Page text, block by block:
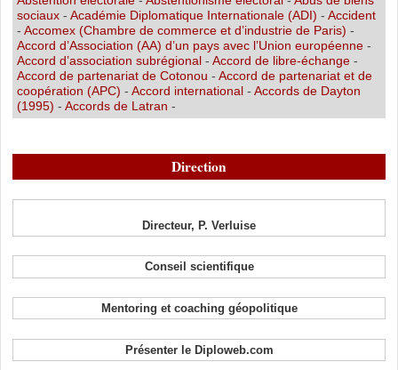
sociaux- Académie Diplomatique Internationale (ADI) - Accident
- Accomex (Chambre de commerce et d’industrie de Paris) -
Accord d’Association (AA) d’un pays avec l’Union européenne-
Accord d’association subrégional- Accord de libre-échange-
Accord de partenariat de Cotonou - Accord de partenariat et de
coopération (APC) - Accord international- Accords de Dayton
(1995) - Accords de Latran -
Direction
Directeur, P. Verluise
Conseil scientifique
Mentoring et coaching géopolitique
Présenter le Diploweb.com